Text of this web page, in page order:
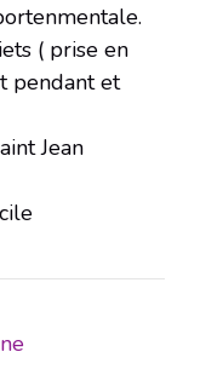
( prise en
pendant et
Jean